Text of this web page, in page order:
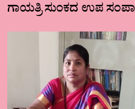
ಗಾಯತ್ರಿ ಸುಂಕದ ಉಪ